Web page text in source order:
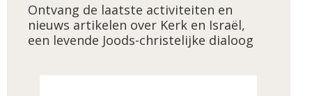
Ontvang de laatste activiteiten en
nieuws artikelen over Kerk en Israël,
een levende Joods-christelijke dialoog